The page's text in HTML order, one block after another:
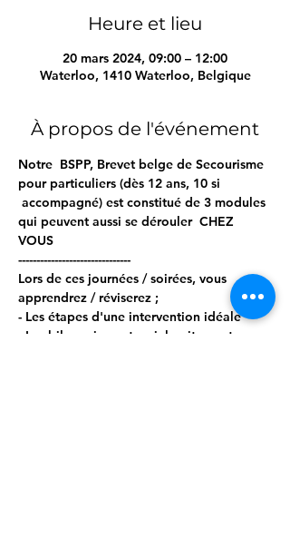
Heure et lieu
20 mars 2024, 09:00 – 12:00
Waterloo, 1410 Waterloo, Belgique
À propos de l'événement
Notre  BSPP, Brevet belge de Secourisme
pour particuliers (dès 12 ans, 10 si
accompagné) est constitué de 3 modules
qui peuvent aussi se dérouler  CHEZ
VOUS
-------------------------------
Lors de ces journées / soirées, vous
apprendrez / réviserez ;
- Les étapes d'une intervention idéale
- Les bilans circonstanciels, vitaux et